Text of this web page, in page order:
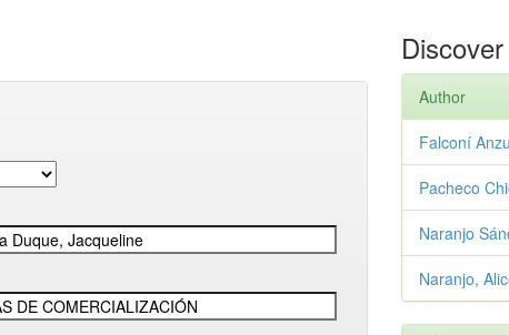
Discover
Author
Falconí
Pacheco
Naranjo
Naranjo,